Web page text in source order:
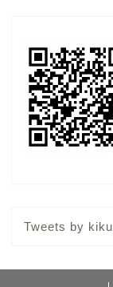
Tweets by